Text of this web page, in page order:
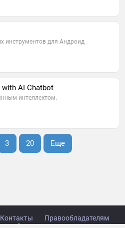
инструментов для Андроид
with AI Chatbot
интеллектом.
3 20 Еще
Контакты
Правообладателям
Стол заказов